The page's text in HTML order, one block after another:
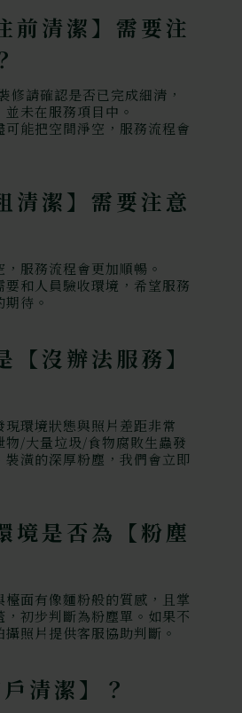
前清潔】需要注
修請確認是否已完成細清，
未在服務項目中。
可能把空間淨空，服務流程會
清潔】需要注意
服務流程會更加順暢。
要和人員驗收環境，希望服務
待。
【沒辦法服務】
現環境狀態與照片差距非常
物/大量垃圾/食物腐敗生蟲發
裝潢的深厚粉塵，我們會立即
境是否為【粉塵
檯面有像麵粉般的質感，且掌
初步判斷為粉塵單。如果不
照片提供客服協助判斷。
清潔】？